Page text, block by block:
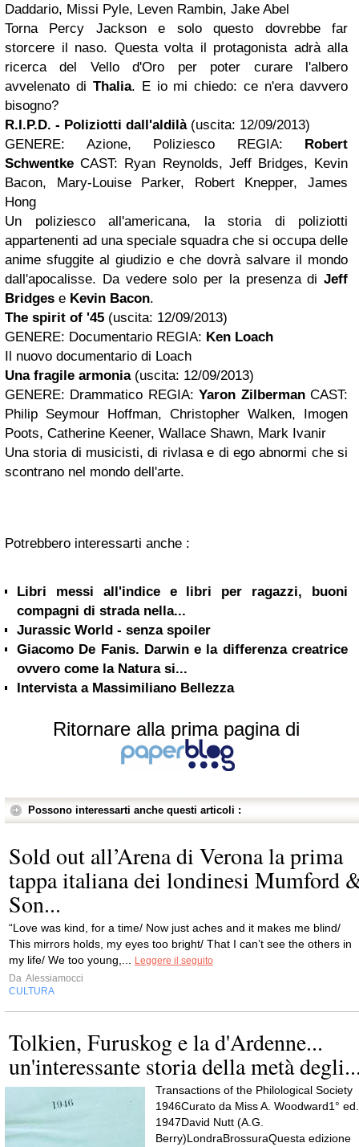
Daddario, Missi Pyle, Leven Rambin, Jake Abel
Torna Percy Jackson e solo questo dovrebbe far
storcere il naso. Questa volta il protagonista adrà alla
ricerca del Vello d'Oro per poter curare l'albero
avvelenato di Thalia. E io mi chiedo: ce n'era davvero
bisogno?
R.I.P.D. - Poliziotti dall'aldilà(uscita: 12/09/2013)
GENERE: Azione, Poliziesco REGIA: Robert
Schwentke CAST: Ryan Reynolds, Jeff Bridges, Kevin
Bacon, Mary-Louise Parker, Robert Knepper, James
Hong
Un poliziesco all'americana, la storia di poliziotti
appartenenti ad una speciale squadra che si occupa delle
anime sfuggite al giudizio e che dovrà salvare il mondo
dall'apocalisse. Da vedere solo per la presenza di Jeff
Bridges e Kevin Bacon.
The spirit of '45 (uscita: 12/09/2013)
GENERE: Documentario REGIA: Ken Loach
Il nuovo documentario di Loach
Una fragile armonia(uscita: 12/09/2013)
GENERE: Drammatico REGIA:Yaron ZilbermanCAST:
Philip Seymour Hoffman, Christopher Walken, Imogen
Poots, Catherine Keener, Wallace Shawn, Mark Ivanir
Una storia di musicisti, di rivlasa e di ego abnormi che si
scontrano nel mondo dell'arte.
Potrebbero interessarti anche :
Libri messi all'indice e libri per ragazzi, buoni
compagni di strada nella...
Jurassic World - senza spoiler
Giacomo De Fanis. Darwin e la differenza creatrice
ovvero come la Natura si...
Intervista a Massimiliano Bellezza
Ritornare alla prima pagina di
Possono interessarti anche questi articoli :
Sold out all’Arena di Verona la prima
tappa italiana dei londinesi Mumford
Son...
“Love was kind, for a time/ Now just aches and it makes me blind/
This mirrors holds, my eyes too bright/ That I can’t see the others in
my life/ We too young,...
Leggere il seguito
Da Alessiamocci
CULTURA
Tolkien, Furuskog e la d'Ardenne...
un'interessante storia della metà
Transactions of the Philological Society
1946Curato da Miss A. Woodward1° ed.
1947David Nutt (A.G.
Berry)LondraBrossuraQuesta edizione